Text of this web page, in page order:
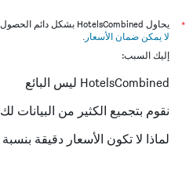
*
يحاول HotelsCombined بشكل دائم الحصول على الأسعار الدقيقة، ولكن
لا يمكن ضمان الأسعار .
إليك السبب:
HotelsCombined ليس البائع
نقوم بتجميع الكثير من البيانات لك
لماذا لا تكون الأسعار دقيقة بنسبة 100٪؟